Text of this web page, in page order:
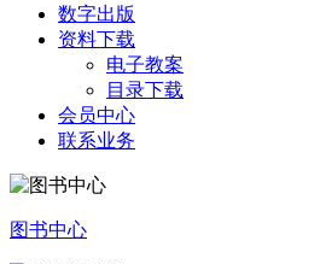
数字出版
资料下载
电子教案
目录下载
会员中心
联系业务
图书中心